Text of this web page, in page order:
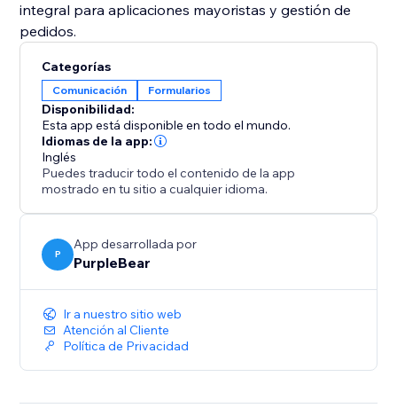
integral para aplicaciones mayoristas y gestión de
pedidos.
Categorías
Comunicación Formularios
Disponibilidad:
Esta app está disponible en todo el mundo.
Idiomas de la app:
Inglés
Puedes traducir todo el contenido de la app
mostrado en tu sitio a cualquier idioma.
P
App desarrollada por
PurpleBear
Ir a nuestro sitio web
Atención al Cliente
Política de Privacidad